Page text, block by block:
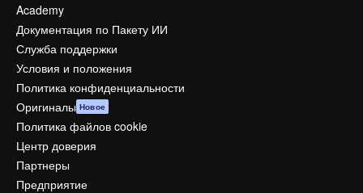
Academy
Документация по Пакету ИИ
Служба поддержки
Условия и положения
Политика конфиденциальности
Оригиналы Новое
Политика файлов cookie
Центр доверия
Партнеры
Предприятие